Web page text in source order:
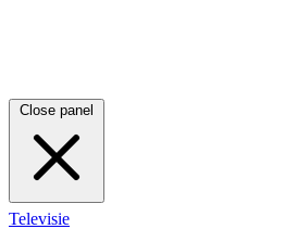
Close panel
Televisie